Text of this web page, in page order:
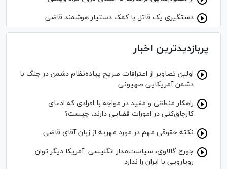
دستگیری یک قاتل با کمک دستیار هوشمند قاضی
پربازدیدترین اخبار
اولین تصاویر از اعترافات صریح پیاده‌نظام‌ دشمن در جنگ با
دشمن آمریکایی صهیونی
راهکار منطقی و مفید در مواجه با افرادی که ادعای
کارچاق‌کنی در امورات قضایی دارند، چیست؟
نکته حقوقی مهم در مورد مهریه از زبان آقای قاضی
جورج گالاوی، سیاست‌مدار انگلیسی: آمریکا دیگر توان
رویارویی با ایران را ندارد